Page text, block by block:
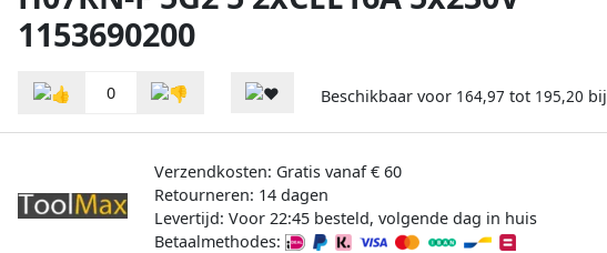
1153690200
0 Beschikbaar voor 164,97 tot 195,20 bij
Verzendkosten: Gratis vanaf € 60
Retourneren: 14 dagen
Levertijd: Voor 22:45 besteld, volgende dag in huis
Betaalmethodes: